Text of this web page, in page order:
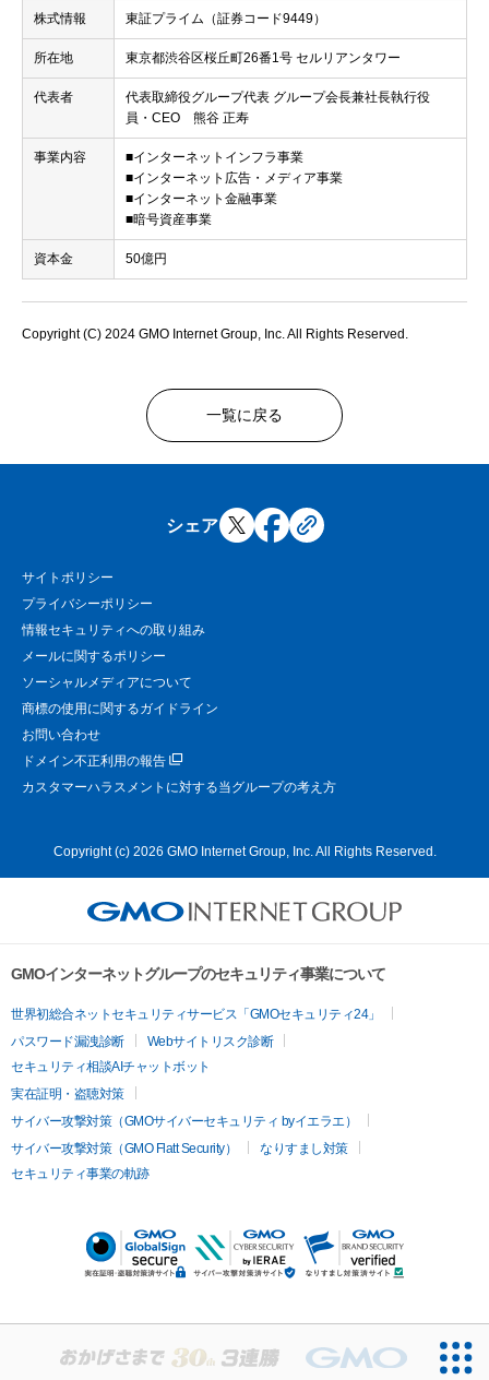
株式情報 東証プライム（証券コード9449）
所在地 東京都渋谷区桜丘町26番1号 セルリアンタワー
代表者
代表取締役グループ代表 グループ会長兼社長執行役
員・CEO 熊谷 正寿
事業内容
■インターネットインフラ事業
■インターネット広告・メディア事業
■インターネット金融事業
■暗号資産事業
資本金 50億円
Copyright (C) 2024 GMO Internet Group, Inc. All Rights Reserved.
一覧に戻る
シェア
サイトポリシー
プライバシーポリシー
情報セキュリティへの取り組み
メールに関するポリシー
ソーシャルメディアについて
商標の使用に関するガイドライン
お問い合わせ
ドメイン不正利用の報告
カスタマーハラスメントに対する当グループの考え方
Copyright (c) 2026 GMO Internet Group, Inc. All Rights Reserved.
GMOインターネットグループのセキュリティ事業について
世界初総合ネットセキュリティサービス「GMOセキュリティ24」
パスワード漏洩診断
Webサイトリスク診断
セキュリティ相談AIチャットボット
実在証明・盗聴対策
サイバー攻撃対策（GMOサイバーセキュリティ byイエラエ）
サイバー攻撃対策（GMO Flatt Security）
なりすまし対策
セキュリティ事業の軌跡